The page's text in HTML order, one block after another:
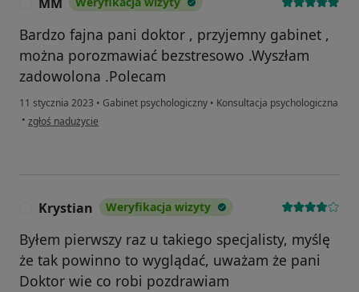
Bardzo fajna pani doktor , przyjemny gabinet ,
można porozmawiać bezstresowo .Wyszłam
zadowolona .Polecam
11 stycznia 2023 • Gabinet psychologiczny • Konsultacja psychologiczna
• w opinii użytkownika MM
zgłoś nadużycie
Krystian Weryfikacja wizyty
Byłem pierwszy raz u takiego specjalisty, myślę
że tak powinno to wyglądać, uważam że pani
Doktor wie co robi pozdrawiam